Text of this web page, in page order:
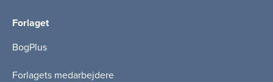
Forlaget
BogPlus
Forlagets medarbejdere